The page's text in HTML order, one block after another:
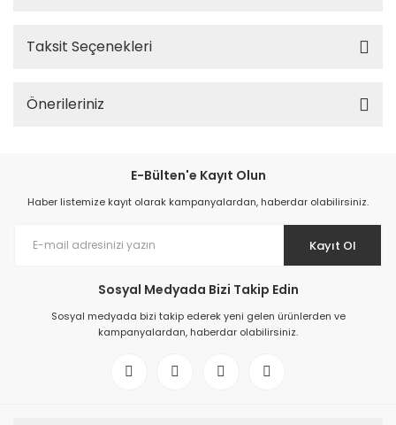
Taksit Seçenekleri
Önerileriniz
E-Bülten'e Kayıt Olun
Haber listemize kayıt olarak kampanyalardan, haberdar olabilirsiniz.
Kayıt Ol
Sosyal Medyada Bizi Takip Edin
Sosyal medyada bizi takip ederek yeni gelen ürünlerden ve
kampanyalardan, haberdar olabilirsiniz.